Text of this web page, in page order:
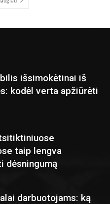
išsimokėtinai iš
kodėl verta apžiūrėti
taip lengva
dėsningumą
darbuotojams: ką